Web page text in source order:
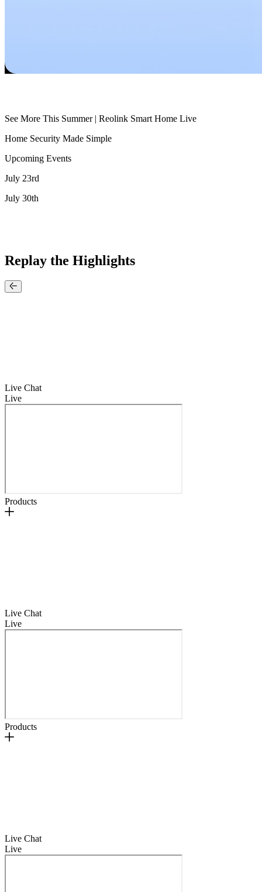
See More This Summer | Reolink Smart Home Live
Home Security Made Simple
Upcoming Events
July 23rd
July 30th
Replay the Highlights
Live Chat
Live
Products
Live Chat
Live
Products
Live Chat
Live